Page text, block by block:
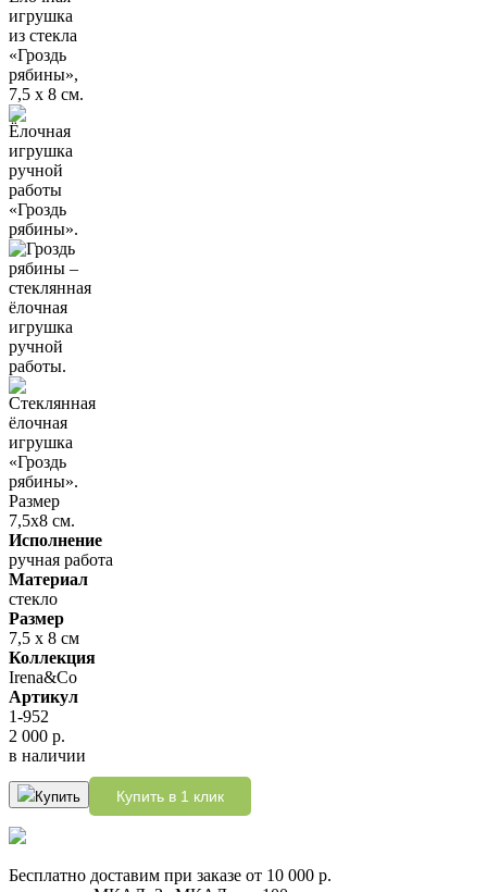
Исполнение
ручная работа
Материал
стекло
Размер
7,5 х 8 см
Коллекция
Irena&Co
Артикул
1-952
2 000 р.
в наличии
Купить Купить в 1 клик
Бесплатно доставим при заказе от 10 000 р.